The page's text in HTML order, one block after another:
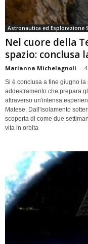
Astronautica ed Esplorazione
Nel cuore della
spazio: conclusa
Marianna Michelagnoli -
Si è conclusa a fine giugno la
addestramento che prepara
attraverso un'intensa
Matese. Dall'isolamento
scoperta di come due
vita in orbita